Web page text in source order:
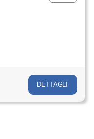
DETTAGLI